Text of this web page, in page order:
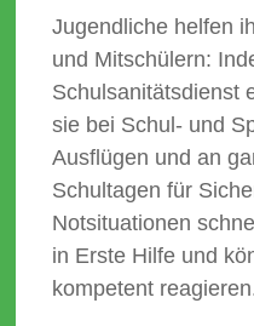
Jugendliche helfen
und Mitschülern:
Schulsanitätsdienst
sie bei Schul- und
Ausflügen und an
Schultagen für
Notsituationen
in Erste Hilfe und
kompetent